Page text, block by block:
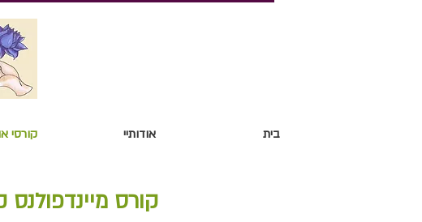
בית אודותיי קורסי
קורס